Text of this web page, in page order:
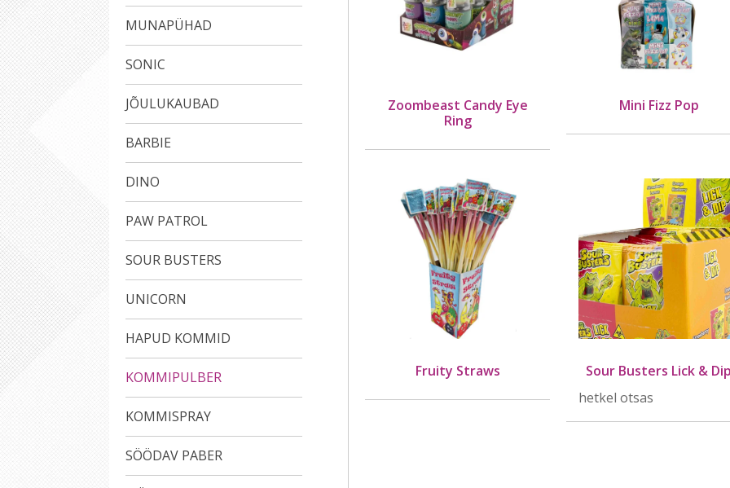
MUNAPÜHAD
SONIC
JÕULUKAUBAD
BARBIE
DINO
PAW PATROL
SOUR BUSTERS
UNICORN
HAPUD KOMMID
KOMMIPULBER
KOMMISPRAY
SÖÖDAV PABER
Zoombeast Candy Eye
Ring
Mini Fizz Pop
Fruity Straws
Sour Busters Lick &
hetkel otsas